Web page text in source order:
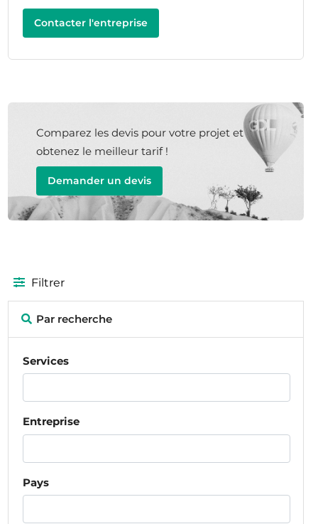
Contacter l'entreprise
Comparez les devis pour votre projet et
obtenez le meilleur tarif !
Demander un devis
Filtrer
Par recherche
Services
Entreprise
Pays